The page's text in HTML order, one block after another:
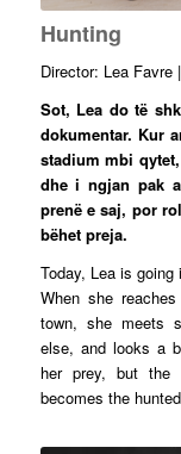
Hunting
Director: Lea Favre
Sot, Lea do të
dokumentar. Kur
stadium mbi
dhe i ngjan pak
prenë e saj, por
bëhet preja.
Today, Lea is
When she
town, she meets
else, and looks a
her prey, but the
becomes the